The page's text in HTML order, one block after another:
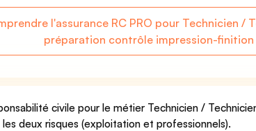
l'assurance RC PRO pour Technicien /
préparation contrôle impression-finition
civile pour le métier Technicien /
deux risques (exploitation et professionnels).